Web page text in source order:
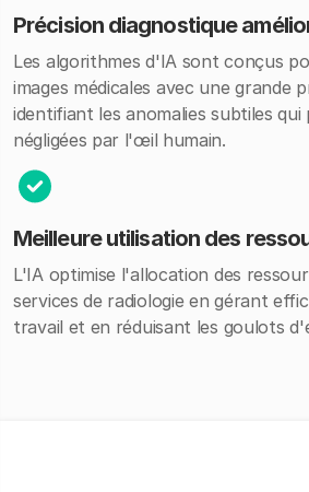
Précision diagnostique
Les algorithmes d'IA sont conçus
images médicales avec une grande
identifiant les anomalies subtiles
négligées par l'œil humain.
Meilleure utilisation des
L'IA optimise l'allocation des
services de radiologie en gérant
travail et en réduisant les goulots